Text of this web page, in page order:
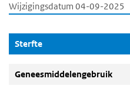
Wijzigingsdatum 04-09-2025
Sterfte(Actieve knop)
Geneesmiddelengebruik